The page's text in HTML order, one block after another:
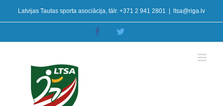
content
Latvijas Tautas sporta asociācija, tālr. +371 2 941 2801 ltsa@riga.lv
Facebook